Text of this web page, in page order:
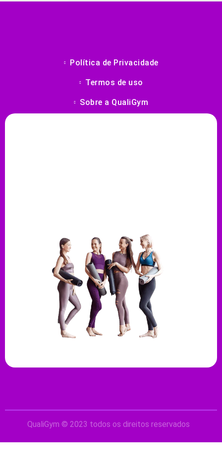
Política de Privacidade
Termos de uso
Sobre a QualiGym
QualiGym © 2023 todos os direitos reservados